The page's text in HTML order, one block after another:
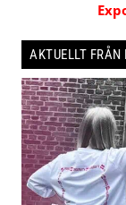
AKTUELLT FRÅN